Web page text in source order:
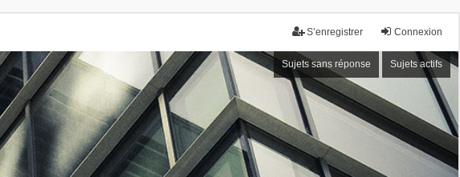
Connexion
S’enregistrer
Sujets sans réponse Sujets actifs